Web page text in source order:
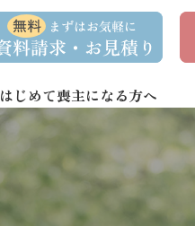
事
談
はじめて喪主になる方へ